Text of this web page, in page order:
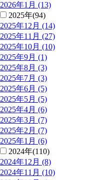
2026年1月 (13)
2025年(94)
2025年12月 (14)
2025年11月 (27)
2025年10月 (10)
2025年9月 (1)
2025年8月 (3)
2025年7月 (3)
2025年6月 (5)
2025年5月 (5)
2025年4月 (6)
2025年3月 (7)
2025年2月 (7)
2025年1月 (6)
2024年(110)
2024年12月 (8)
2024年11月 (10)